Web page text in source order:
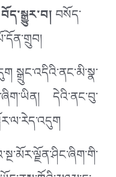
བོད་སྒྱུར་བ།བསོད་
སྒྲུང་འདིའི་ནང་མི་སྣ་
དེའི་ནང་བུ་